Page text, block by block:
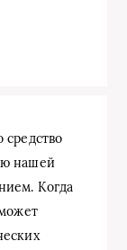
нашей
Когда